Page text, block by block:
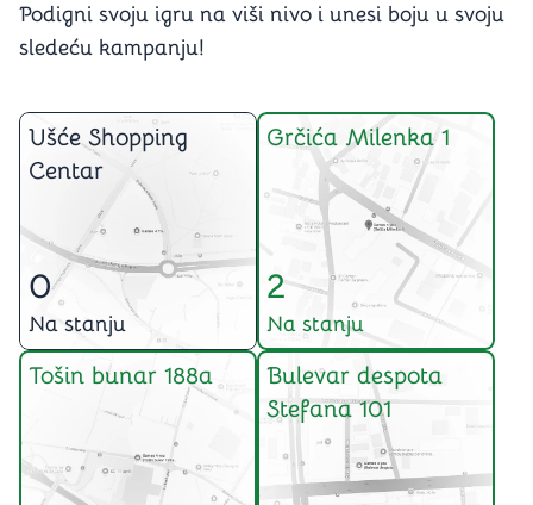
Podigni svoju igru na viši nivo i unesi boju u svoju
sledeću kampanju!
Ušće Shopping
Centar
0
Na stanju
Grčića Milenka 1
2
Na stanju
Tošin bunar 188a
Bulevar despota
Stefana 101